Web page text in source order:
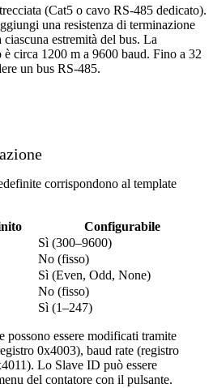
(Cat5 o cavo RS-485 dedicato).
una resistenza di terminazione
estremità del bus. La
è circa 1200 m a 9600 baud. Fino a 32
un bus RS-485.
corrispondono al template
Configurabile
Sì (300–9600)
No (fisso)
Sì (Even, Odd, None)
No (fisso)
Sì (1–247)
possono essere modificati tramite
0x4003), baud rate (registro
Lo Slave ID può essere
del contatore con il pulsante.